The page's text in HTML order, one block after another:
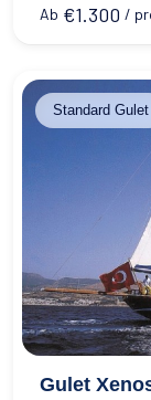
Ab €1.300 /
Standard Gulet
Gulet